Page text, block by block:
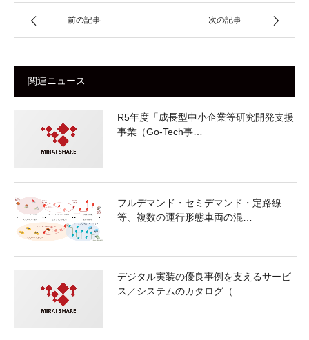
前の記事 次の記事
関連ニュース
R5年度「成長型中小企業等研究開発支援
事業（Go-Tech事…
フルデマンド・セミデマンド・定路線
等、複数の運行形態車両の混…
デジタル実装の優良事例を支えるサービ
ス／システムのカタログ（…